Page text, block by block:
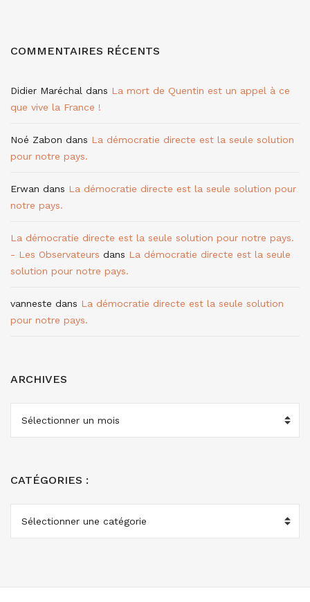
COMMENTAIRES RÉCENTS
Didier Maréchal dans La mort de Quentin est un appel à ce
que vive la France !
Noé Zabon dans La démocratie directe est la seule solution
pour notre pays.
Erwan dans La démocratie directe est la seule solution pour
notre pays.
La démocratie directe est la seule solution pour notre pays.
- Les Observateurs dans La démocratie directe est la seule
solution pour notre pays.
vanneste dans La démocratie directe est la seule solution
pour notre pays.
ARCHIVES
CATÉGORIES :